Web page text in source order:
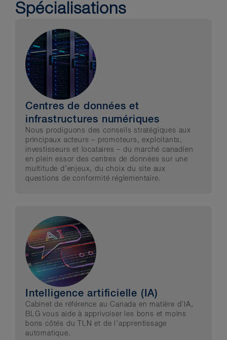
Spécialisations
Centres de données et
infrastructures numériques
Nous prodiguons des conseils stratégiques aux
principaux acteurs – promoteurs, exploitants,
investisseurs et locataires – du marché canadien
en plein essor des centres de données sur une
multitude d’enjeux, du choix du site aux
questions de conformité réglementaire.
Intelligence artificielle (IA)
Cabinet de référence au Canada en matière d’IA,
BLG vous aide à apprivoiser les bons et moins
bons côtés du TLN et de l’apprentissage
automatique.